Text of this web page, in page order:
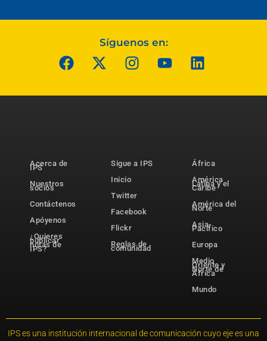
Síguenos en:
Acerca de
IPS
Nuestros
socios
Contáctenos
Apóyenos
¿Quieres
publicar
notas de
IPS?
Sigue a IPS
Inicio
Twitter
Facebook
Flickr
Reglas de
comunidad
África
América
Latina y el
Caribe
América del
Norte
Asia-
Pacífico
Europa
Medio
Oriente y
Norte de
África
Mundo
IPS es una institución internacional de comunicación cuyo eje es una